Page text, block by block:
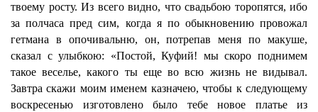
твоему росту. Из всего видно, что свадьбою торопятся, ибо
за полчаса пред сим, когда я по обыкновению провожал
гетмана в опочивальню, он, потрепав меня по макуше,
сказал с улыбкою: «Постой, Куфий! мы скоро поднимем
такое веселье, какого ты еще во всю жизнь не видывал.
Завтра скажи моим именем казначею, чтобы к следующему
воскресенью изготовлено было тебе новое платье из